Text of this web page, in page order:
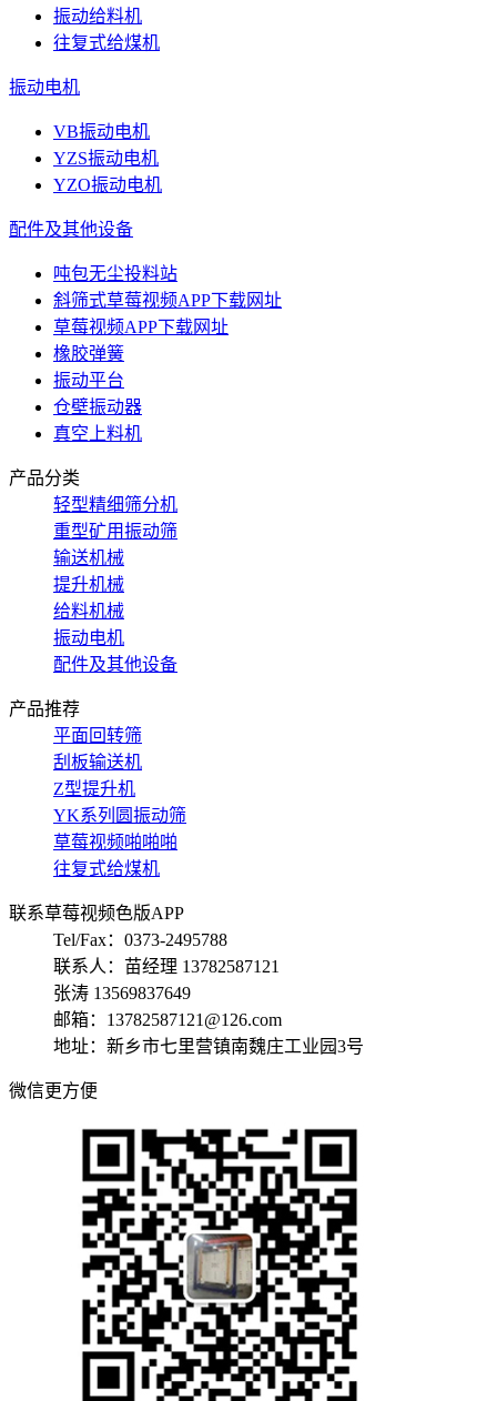
振动给料机
往复式给煤机
振动电机
VB振动电机
YZS振动电机
YZO振动电机
配件及其他设备
吨包无尘投料站
斜筛式草莓视频APP下载网址
草莓视频APP下载网址
橡胶弹簧
振动平台
仓壁振动器
真空上料机
产品分类
轻型精细筛分机
重型矿用振动筛
输送机械
提升机械
给料机械
振动电机
配件及其他设备
产品推荐
平面回转筛
刮板输送机
Z型提升机
YK系列圆振动筛
草莓视频啪啪啪
往复式给煤机
联系草莓视频色版APP
Tel/Fax：0373-2495788
联系人：苗经理 13782587121
张涛 13569837649
邮箱：13782587121@126.com
地址：新乡市七里营镇南魏庄工业园3号
微信更方便